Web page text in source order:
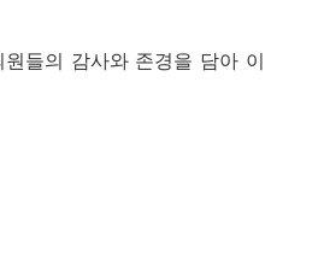
들의 감사와 존경을 담아 이